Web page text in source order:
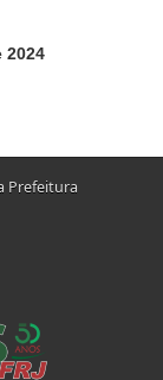
2024
Prefeitura